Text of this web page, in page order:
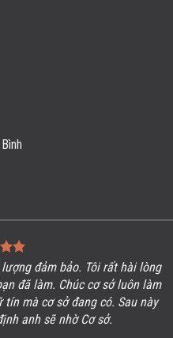
đảm bảo. Tôi rất hài lòng
đã làm. Chúc cơ sở luôn làm
mà cơ sở đang có. Sau này
anh sẽ nhờ Cơ sở.